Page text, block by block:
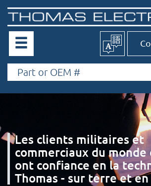
Les clients militaires et
commerciaux du
ont confiance en la
Thomas - sur terre et en